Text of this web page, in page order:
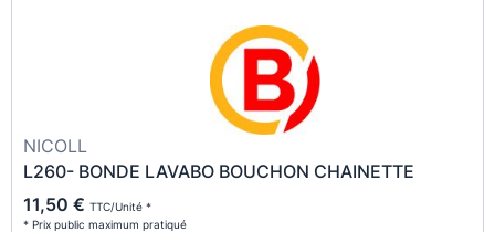
NICOLL
L260- BONDE LAVABO BOUCHON CHAINETTE
11,50 € TTC/Unité *
* Prix public maximum pratiqué